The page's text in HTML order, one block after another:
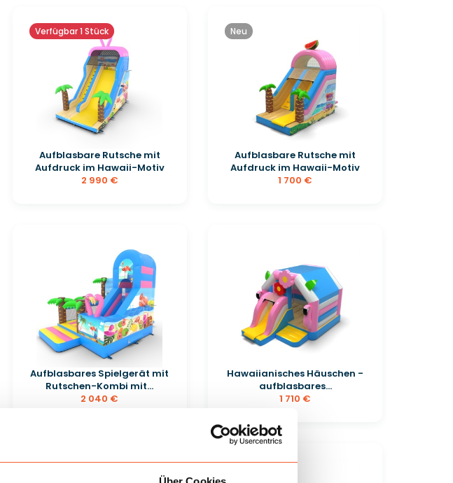
Verfügbar 1 Stück
Aufblasbare Rutsche mit
Aufdruck im Hawaii-Motiv
2 990 €
Neu
Aufblasbare Rutsche mit
Aufdruck im Hawaii-Motiv
1 700 €
Aufblasbares Spielgerät mit
Rutschen-Kombi mit...
2 040 €
Hawaiianisches Häuschen -
aufblasbares...
1 710 €